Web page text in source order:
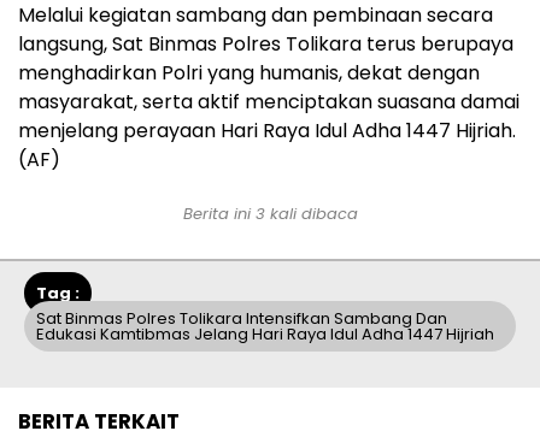
Melalui kegiatan sambang dan pembinaan secara
langsung, Sat Binmas Polres Tolikara terus berupaya
menghadirkan Polri yang humanis, dekat dengan
masyarakat, serta aktif menciptakan suasana damai
menjelang perayaan Hari Raya Idul Adha 1447 Hijriah.
(AF)
Berita ini 3 kali dibaca
Tag :
Sat Binmas Polres Tolikara Intensifkan Sambang Dan
Edukasi Kamtibmas Jelang Hari Raya Idul Adha 1447 Hijriah
BERITA TERKAIT